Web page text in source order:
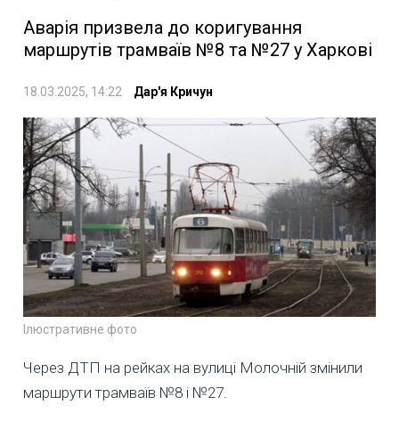
Аварія призвела до коригування
маршрутів трамваїв №8 та №27 у Харкові
18.03.2025, 14:22 Дар'я Кричун
Ілюстративне фото
Через ДТП на рейках на вулиці Молочній змінили
маршрути трамваїв №8 і №27.